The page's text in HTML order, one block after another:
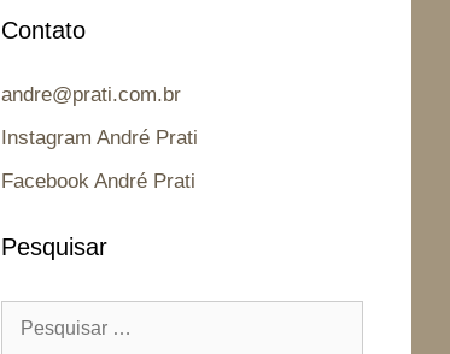
Contato
andre@prati.com.br
Instagram André Prati
Facebook André Prati
Pesquisar
por: